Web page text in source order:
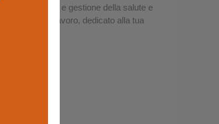
organizzazione e gestione della salute e
sicurezza sul lavoro, dedicato alla tua